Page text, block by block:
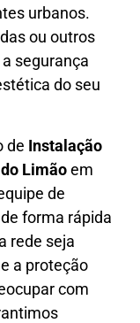
urbanos.
ou outros
segurança
do seu
de Instalação
Limãoem
de
forma rápida
rede seja
a proteção
com